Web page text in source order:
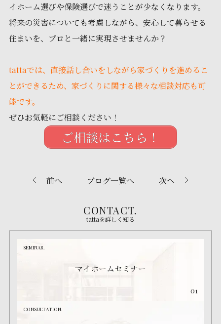
イホーム選びや保険選びで迷うことが少なくなります。
将来の災害についても考慮しながら、安心して暮らせる
住まいを、プロと一緒に実現させませんか？
tattaでは、直接話し合いをしながら家づくりを進めるこ
とができるため、家づくりに関する様々な相談対応も可
能です。
ぜひお気軽にご相談ください！
ご相談はこちら！
前へ ブログ一覧へ 次へ
CONTACT.
tattaを詳しく知る
SEMINAR.
マイホームセミナー
01
CONSULTATION.